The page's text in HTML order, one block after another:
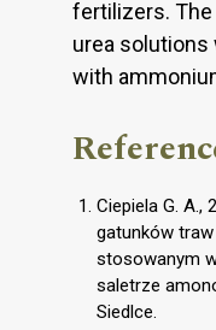
fertilizers.
urea solutions
with
Ciepiela G. A.,
gatunków
stosowanym
saletrze
Siedlce.